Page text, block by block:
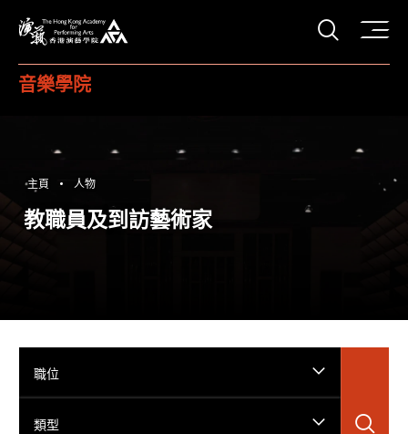
打開
音樂學院
主頁 人物
教職員及到訪藝術家
職位
類型